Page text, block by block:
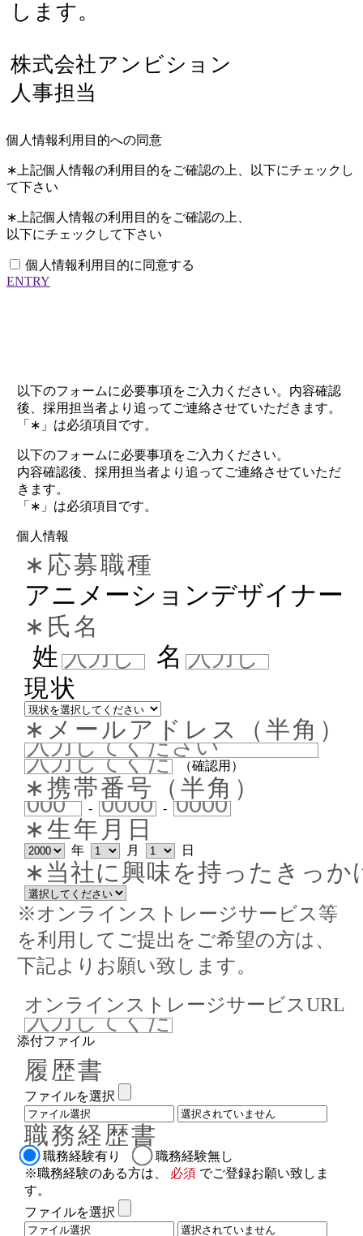
します。
株式会社アンビション
人事担当
個人情報利用目的への同意
∗上記個人情報の利用目的をご確認の上、以下にチェックし
て下さい
∗上記個人情報の利用目的をご確認の上、
以下にチェックして下さい
個人情報利用目的に同意する
ENTRY
以下のフォームに必要事項をご入力ください。内容確認
後、採用担当者より追ってご連絡させていただきます。
「∗」は必須項目です。
以下のフォームに必要事項をご入力ください。
内容確認後、採用担当者より追ってご連絡させていただ
きます。
「∗」は必須項目です。
個人情報
∗応募職種
アニメーションデザイナー
∗氏名
姓 名
現状
∗メールアドレス（半角）
（確認用）
∗携帯番号（半角）
- -
∗生年月日
年 月 日
∗当社に興味を持ったきっか
※オンラインストレージサービス等
を利用してご提出をご希望の方は、
下記よりお願い致します。
オンラインストレージサービスURL
添付ファイル
履歴書
ファイルを選択
職務経歴書
職務経験有り
職務経験無し
※職務経験のある方は、
必須 でご登録お願い致しま
す。
ファイルを選択